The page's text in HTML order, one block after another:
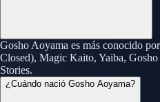
Gosho Aoyama es más conocido
Closed), Magic Kaito, Yaiba,
Stories.
¿Cuándo nació Gosho Aoyama?